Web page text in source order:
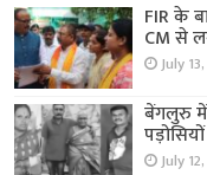
FIR के
CM से
July
बेंगलुरु में
July